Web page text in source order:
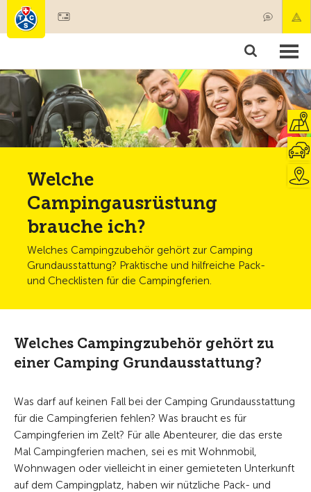
Mitgliedschaft & Leistungen
Test, Sicherheit & Gesundheit
Welche
Campingausrüstung
brauche ich?
Welches Campingzubehör gehört zur Camping
Grundausstattung? Praktische und hilfreiche Pack-
und Checklisten für die Campingferien.
Welches Campingzubehör gehört zu
einer Camping Grundausstattung?
Was darf auf keinen Fall bei der Camping Grundausstattung
für die Campingferien fehlen? Was braucht es für
Campingferien im Zelt? Für alle Abenteurer, die das erste
Mal Campingferien machen, sei es mit Wohnmobil,
Wohnwagen oder vielleicht in einer gemieteten Unterkunft
auf dem Campingplatz, haben wir nützliche Pack- und